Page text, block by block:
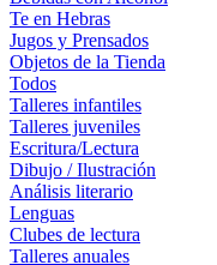
Te en Hebras
Jugos y Prensados
Objetos de la Tienda
Todos
Talleres infantiles
Talleres juveniles
Escritura/Lectura
Dibujo / Ilustración
Análisis literario
Lenguas
Clubes de lectura
Talleres anuales